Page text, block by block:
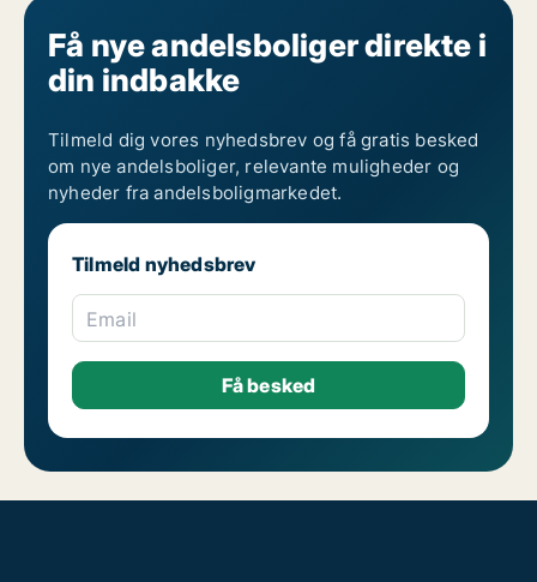
Få nye andelsboliger direkte i
din indbakke
Tilmeld dig vores nyhedsbrev og få gratis besked
om nye andelsboliger, relevante muligheder og
nyheder fra andelsboligmarkedet.
Tilmeld nyhedsbrev
Email